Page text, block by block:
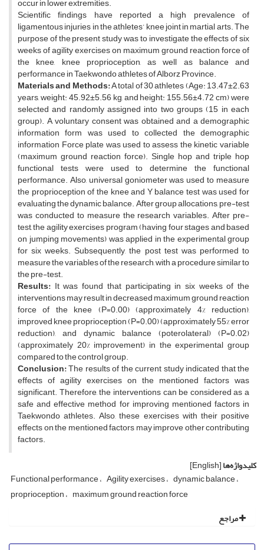
occur in lower extremities.
Scientific findings have reported a high prevalence of
ligamentous injuries in the athletes’ knee joint in martial arts. The
purpose of the present study was to investigate the effects of six
weeks of agility exercises on maximum ground reaction force of
the knee, knee proprioception, as well as balance and
performance in Taekwondo athletes of Alborz Province.
Materials and Methods:A total of 30 athletes (Age: 13.47±2.63
years, weight: 45.92±5.56 kg, and height: 155.56±4.72 cm) were
selected and randomly assigned into two groups (15 in each
group). A voluntary consent was obtained and a demographic
information form was used to collected the demographic
information Force plate was used to assess the kinetic variable
(maximum ground reaction force). Single hop and triple hop
functional tests were used to determine the functional
performance. Also, universal goniometer was used to measure
the proprioception of the knee and Y balance test was used for
evaluating the dynamic balance. After group allocations, pre-test
was conducted to measure the research variables. After pre-
test, the agility exercises program (having four stages and based
on jumping movements) was applied in the experimental group
for six weeks. Subsequently, the post test was performed to
measure the variables of the research, with a procedure similar to
the pre-test.
Results: It was found that participating in six weeks of the
interventions may result in decreased maximum ground reaction
force of the knee (P=0.00) (approximately 4% reduction),
improved knee proprioception (P=0.00) (approximately 55% error
reduction), and dynamic balance (poterolateral) (P=0.02)
(approximately 20% improvement) in the experimental group
compared to the control group.
Conclusion:The results of the current study indicated that the
effects of agility exercises on the mentioned factors was
significant. Therefore, the interventions can be considered as a
safe and effective method for improving mentioned factors in
Taekwondo athletes. Also, these exercises with their positive
effects on the mentioned factors may improve other contributing
factors.
کلیدواژه‌ها[English]
Functional performance Agility exercises dynamic balance
proprioception maximum ground reaction force
مراجع